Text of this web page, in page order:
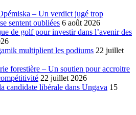
– Un verdict jugé trop
sentent oubliées 6 août 2026
de golf pour investir dans l’avenir des
multiplient les podiums 22 juillet
forestière – Un soutien pour accroitre
22 juillet 2026
candidate libérale dans Ungava 15